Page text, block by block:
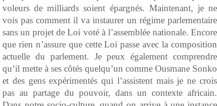
voleurs de milliards soient épargnés. Maintenant, je ne
vois pas comment il va instaurer un régime parlementaire
sans un projet de Loi voté à l’assemblée nationale. Encore
que rien n’assure que cette Loi passe avec la composition
actuelle du parlement. Je peux également comprendre
qu’il mette à ses côtés quelqu’un comme Ousmane Sonko
et des gens expérimentés qui l’assistent mais je ne crois
pas au partage du pouvoir, dans un contexte africain.